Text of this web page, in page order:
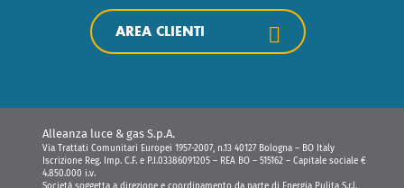
AREA CLIENTI
Alleanza luce & gas S.p.A.
Via Trattati Comunitari Europei 1957-2007, n.13 40127 Bologna – BO Italy
Iscrizione Reg. Imp. C.F. e P.I.03386091205 – REA BO – 515162 – Capitale sociale €
4.850.000 i.v.
Società soggetta a direzione e coordinamento da parte di Energia Pulita S.r.l.